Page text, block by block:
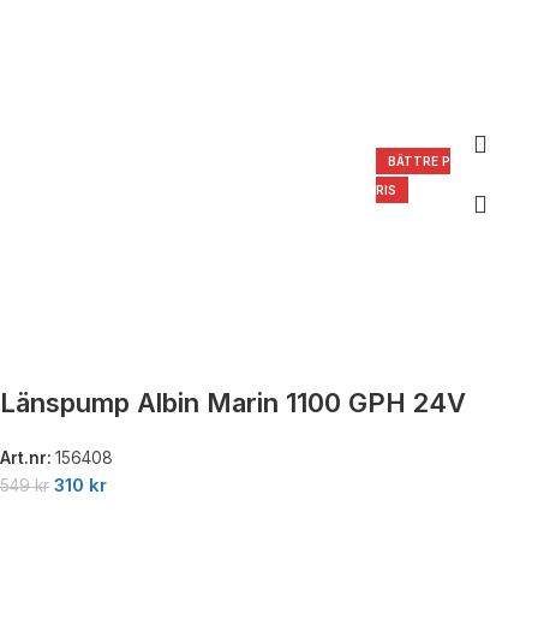
BÄTTRE P
RIS
Länspump Albin Marin 1100 GPH 24V
Art.nr: 156408
549kr 310 kr